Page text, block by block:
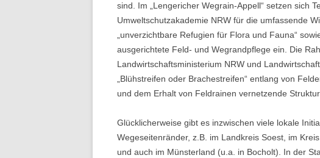
sind. Im „Lengericher Wegrain-Appell“ setzen sich
Umweltschutzakademie NRW für die umfassende
„unverzichtbare Refugien für Flora und Fauna“
ausgerichtete Feld- und Wegrandpflege ein. Die
Landwirtschaftsministerium NRW und
„Blühstreifen oder Brachestreifen“ entlang von
und dem Erhalt von Feldrainen vernetzende
Glücklicherweise gibt es inzwischen viele lokale
Wegeseitenränder, z.B. im Landkreis Soest, im
und auch im Münsterland (u.a. in Bocholt). In der